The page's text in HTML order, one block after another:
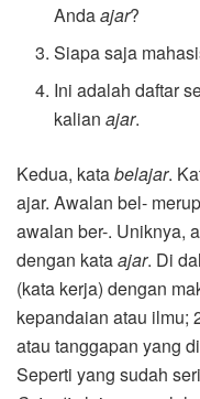
Andaajar?
Siapa saja
Ini adalah daftar
kalianajar.
Kedua, katabelajar.
ajar. Awalan bel-
awalan ber-. Uniknya,
dengan kataajar. Di
(kata kerja) dengan
kepandaian atau ilmu;
atau tanggapan yang
Seperti yang sudah